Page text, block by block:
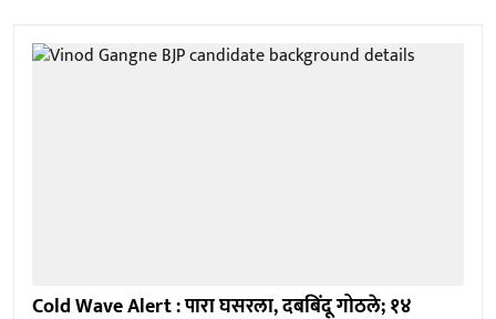
Cold Wave Alert : पारा घसरला, दबबिंदू गोठले; १४